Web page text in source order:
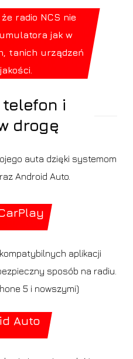
że radio NCS nie
jak w
tanich urządzeń
telefon i
drogę
auta dzięki systemom
Android Auto.
aplikacji
sposób na radiu.
5 i nowszymi)
Auto